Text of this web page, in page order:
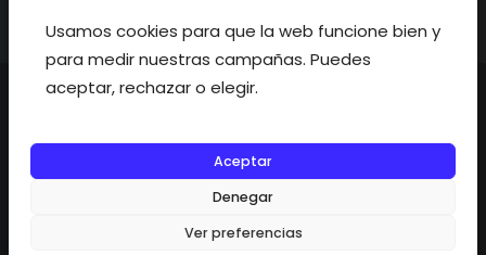
Usamos cookies para que la web funcione bien y
para medir nuestras campañas. Puedes
aceptar, rechazar o elegir.
Aceptar
Denegar
Ver preferencias
©2026 fisioterapiatualcance todos los derechos reservados.